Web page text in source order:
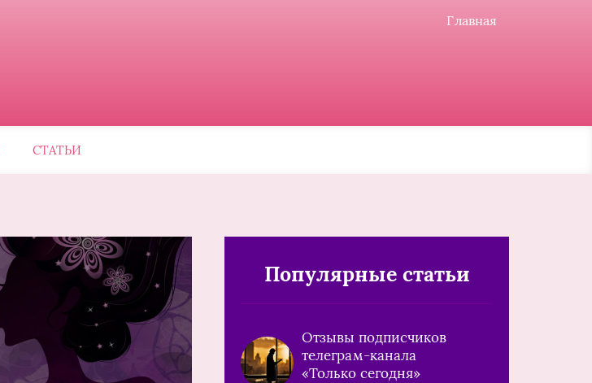
Главная
СТАТЬИ
Популярные статьи
Отзывы подписчиков
телеграм-канала
«Только сегодня»